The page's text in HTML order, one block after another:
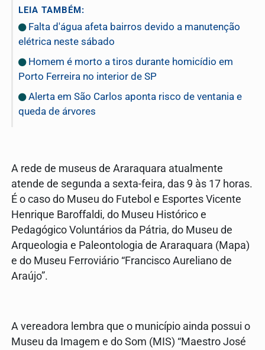
LEIA TAMBÉM:
Falta d'água afeta bairros devido a manutenção
elétrica neste sábado
Homem é morto a tiros durante homicídio em
Porto Ferreira no interior de SP
Alerta em São Carlos aponta risco de ventania e
queda de árvores
A rede de museus de Araraquara atualmente
atende de segunda a sexta-feira, das 9 às 17 horas.
É o caso do Museu do Futebol e Esportes Vicente
Henrique Baroffaldi, do Museu Histórico e
Pedagógico Voluntários da Pátria, do Museu de
Arqueologia e Paleontologia de Araraquara (Mapa)
e do Museu Ferroviário “Francisco Aureliano de
Araújo”.
A vereadora lembra que o município ainda possui o
Museu da Imagem e do Som (MIS) “Maestro José